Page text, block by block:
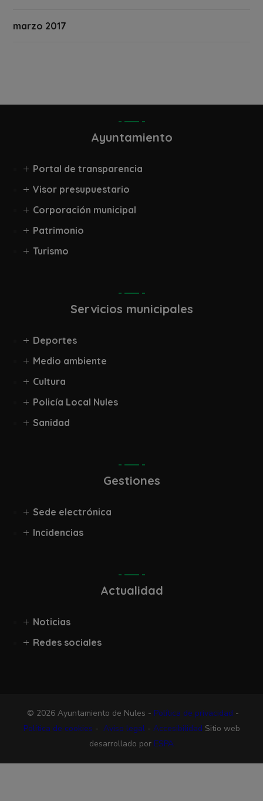
marzo 2017
Ayuntamiento
Portal de transparencia
Visor presupuestario
Corporación municipal
Patrimonio
Turismo
Servicios municipales
Deportes
Medio ambiente
Cultura
Policía Local Nules
Sanidad
Gestiones
Sede electrónica
Incidencias
Actualidad
Noticias
Redes sociales
© 2026 Ayuntamiento de Nules - Política de privacidad -
Política de cookies - Aviso legal- Accesibilidad Sitio web
desarrollado por ESPA